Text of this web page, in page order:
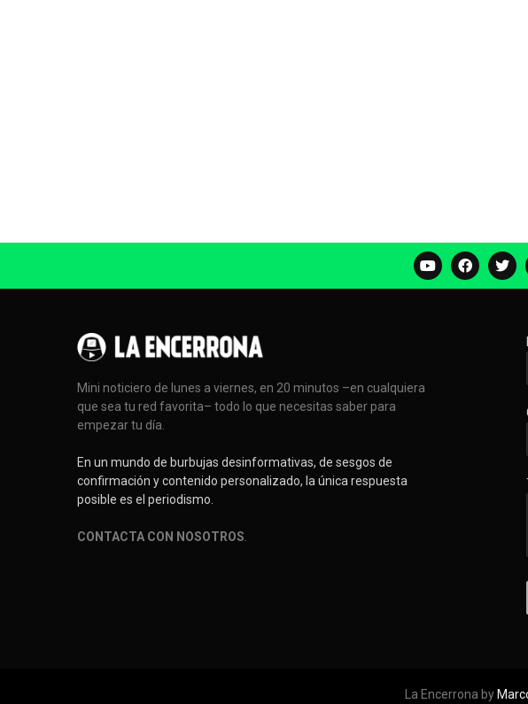
Mini noticiero de lunes a viernes, en 20 minutos –en cualquiera
que sea tu red favorita– todo lo que necesitas saber para
empezar tu día.
En un mundo de burbujas desinformativas, de sesgos de
confirmación y contenido personalizado, la única respuesta
posible es el periodismo.
CONTACTA CON NOSOTROS
La Encerrona by